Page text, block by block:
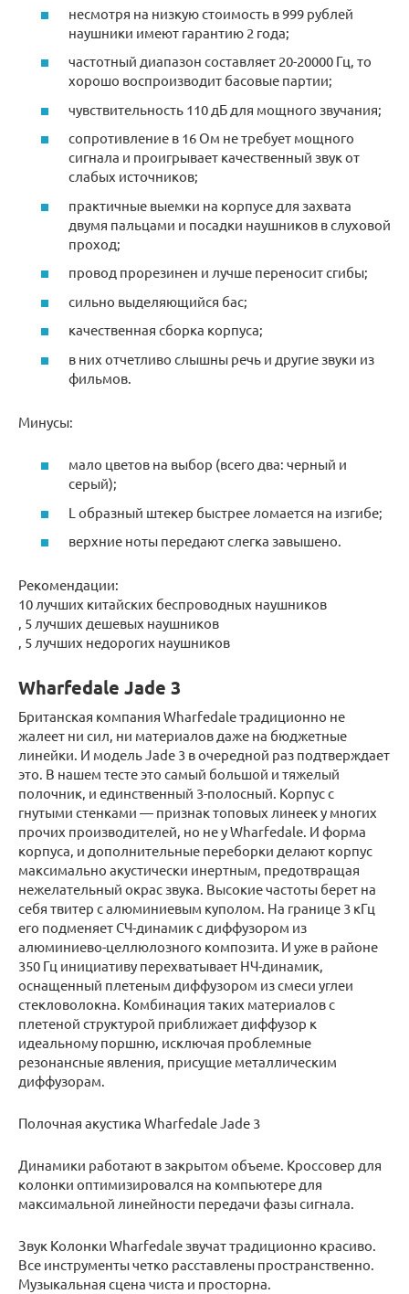
несмотря на низкую стоимость в 999 рублей
наушники имеют гарантию 2 года;
частотный диапазон составляет 20-20000 Гц, то
хорошо воспроизводит басовые партии;
чувствительность 110 дБ для мощного звучания;
сопротивление в 16 Ом не требует мощного
сигнала и проигрывает качественный звук от
слабых источников;
практичные выемки на корпусе для захвата
двумя пальцами и посадки наушников в слуховой
проход;
провод прорезинен и лучше переносит сгибы;
сильно выделяющийся бас;
качественная сборка корпуса;
в них отчетливо слышны речь и другие звуки из
фильмов.
Минусы:
мало цветов на выбор (всего два: черный и
серый);
L образный штекер быстрее ломается на изгибе;
верхние ноты передают слегка завышено.
Рекомендации:
10 лучших китайских беспроводных наушников
, 5 лучших дешевых наушников
, 5 лучших недорогих наушников
Wharfedale Jade 3
Британская компания Wharfedale традиционно не
жалеет ни сил, ни материалов даже на бюджетные
линейки. И модель Jade 3 в очередной раз подтверждает
это. В нашем тесте это самый большой и тяжелый
полочник, и единственный 3-полосный. Корпус с
гнутыми стенками — признак топовых линеек у многих
прочих производителей, но не у Wharfedale. И форма
корпуса, и дополнительные переборки делают корпус
максимально акустически инертным, предотвращая
нежелательный окрас звука. Высокие частоты берет на
себя твитер с алюминиевым куполом. На границе 3 кГц
его подменяет СЧ-динамик с диффузором из
алюминиево-целлюлозного композита. И уже в районе
350 Гц инициативу перехватывает НЧ-динамик,
оснащенный плетеным диффузором из смеси углеи
стекловолокна. Комбинация таких материалов с
плетеной структурой приближает диффузор к
идеальному поршню, исключая проблемные
резонансные явления, присущие металлическим
диффузорам.
Полочная акустика Wharfedale Jade 3
Динамики работают в закрытом объеме. Кроссовер для
колонки оптимизировался на компьютере для
максимальной линейности передачи фазы сигнала.
Звук Колонки Wharfedale звучат традиционно красиво.
Все инструменты четко расставлены пространственно.
Музыкальная сцена чиста и просторна.